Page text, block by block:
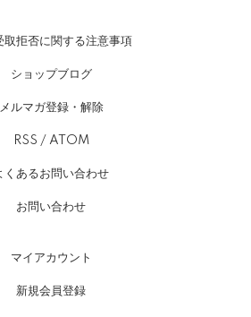
取拒否に関する注意事項
ショップブログ
メルマガ登録・解除
RSS / ATOM
くあるお問い合わせ
お問い合わせ
マイアカウント
新規会員登録